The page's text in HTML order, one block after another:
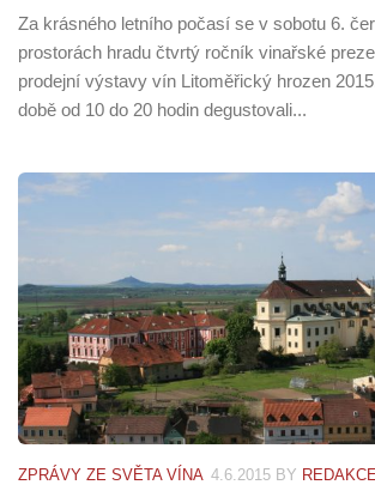
Za krásného letního počasí se v sobotu 6.
prostorách hradu čtvrtý ročník vinařské
prodejní výstavy vín Litoměřický hrozen
době od 10 do 20 hodin degustovali...
ZPRÁVY ZE SVĚTA VÍNA 4.6.2015 BY REDAKCE